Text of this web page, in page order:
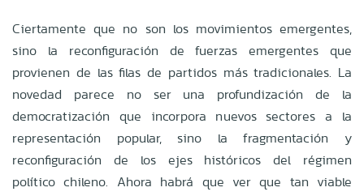
Ciertamente que no son los movimientos emergentes,
sino la reconfiguración de fuerzas emergentes que
provienen de las filas de partidos más tradicionales. La
novedad parece no ser una profundización de la
democratización que incorpora nuevos sectores a la
representación popular, sino la fragmentación y
reconfiguración de los ejes históricos del régimen
político chileno. Ahora habrá que ver que tan viable